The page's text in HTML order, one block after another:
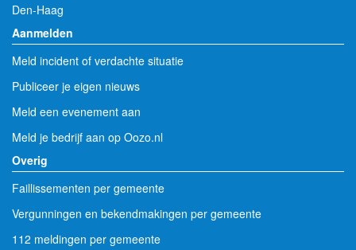
Den-Haag
Aanmelden
Meld incident of verdachte situatie
Publiceer je eigen nieuws
Meld een evenement aan
Meld je bedrijf aan op Oozo.nl
Overig
Faillissementen per gemeente
Vergunningen en bekendmakingen per gemeente
112 meldingen per gemeente